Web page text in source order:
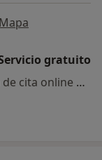
Mapa
gratuito
Este especialista no ofrece reserva de cita online en esta dirección.